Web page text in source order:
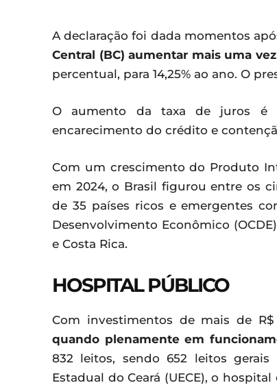
A declaração foi dada momentos
Central (BC) aumentar mais uma
percentual, para 14,25% ao ano. O
O aumento da taxa de juros é
encarecimento do crédito e
Com um crescimento do Produto
em 2024, o Brasil figurou entre os
de 35 países ricos e emergentes
Desenvolvimento Econômico
e Costa Rica.
HOSPITAL PÚBLICO
Com investimentos de mais de
quando plenamente em
832 leitos, sendo 652 leitos gerais
Estadual do Ceará (UECE), o